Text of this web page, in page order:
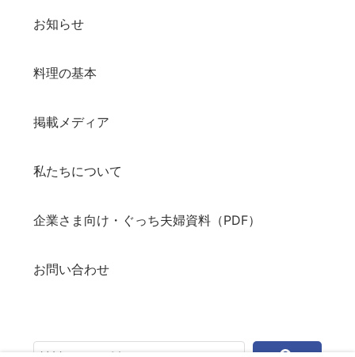
お知らせ
料理の基本
掲載メディア
私たちについて
企業さま向け・ぐっち夫婦資料（PDF）
お問い合わせ